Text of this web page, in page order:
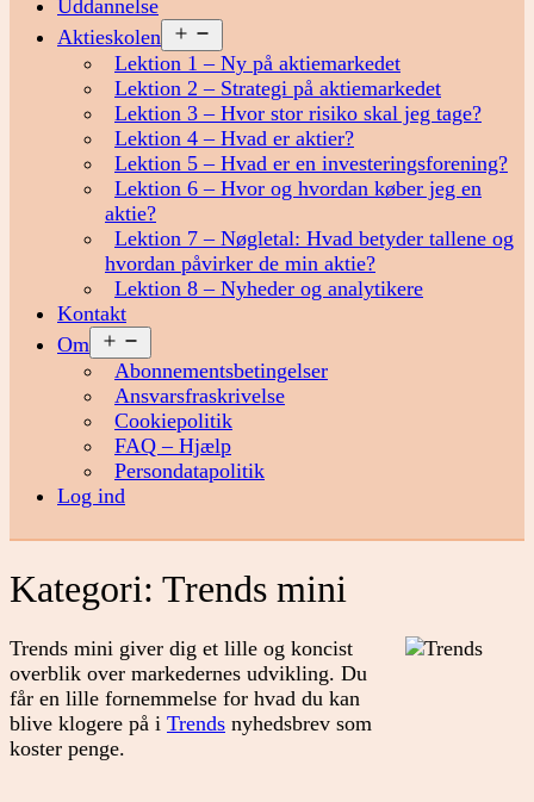
Uddannelse
Aktieskolen
menu
Lektion 1 – Ny på aktiemarkedet
Lektion 2 – Strategi på aktiemarkedet
Lektion 3 – Hvor stor risiko skal jeg tage?
Lektion 4 – Hvad er aktier?
Lektion 5 – Hvad er en investeringsforening?
Lektion 6 – Hvor og hvordan køber jeg en
aktie?
Lektion 7 – Nøgletal: Hvad betyder tallene og
hvordan påvirker de min aktie?
Lektion 8 – Nyheder og analytikere
Kontakt
Om
menu
Abonnementsbetingelser
Ansvarsfraskrivelse
Cookiepolitik
FAQ – Hjælp
Persondatapolitik
Log ind
Kategori: Trends mini
Trends mini giver dig et lille og koncist
overblik over markedernes udvikling. Du
får en lille fornemmelse for hvad du kan
blive klogere på i Trends nyhedsbrev som
koster penge.